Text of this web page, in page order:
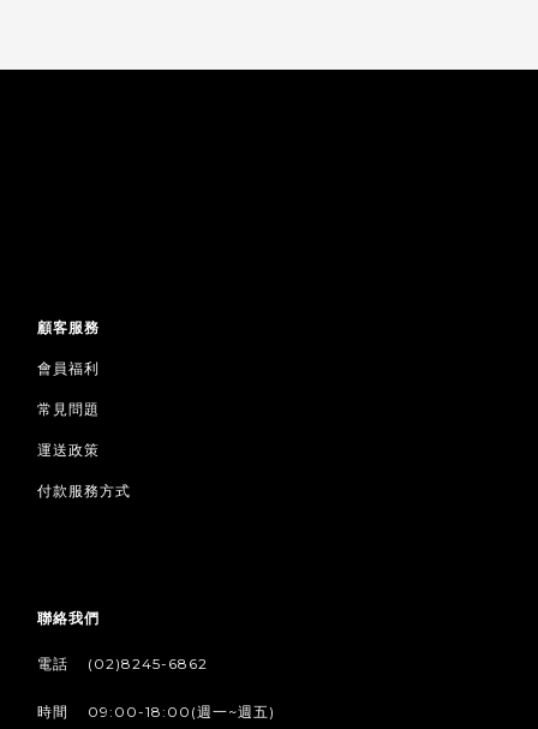
顧客服務
會員福利
常見問題
運送政策
付款服務方式
聯絡我們
電話 (02)8245-6862
時間 09:00-18:00(週一~週五)